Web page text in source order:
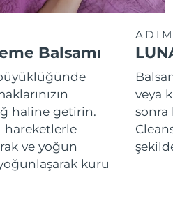
Balsamı
haline getirin.
hareketlerle
ve yoğun
kuru
veya
sonra